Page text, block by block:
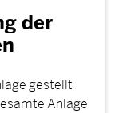
der
gestellt
Anlage